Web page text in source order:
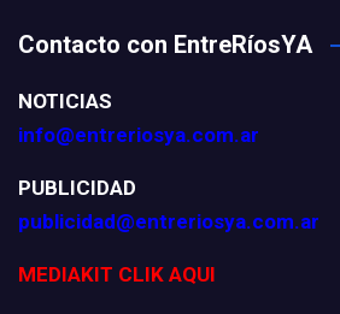
Contacto con EntreRíosYA
NOTICIAS
info@entreriosya.com.ar
PUBLICIDAD
publicidad@entreriosya.com.ar
MEDIAKIT CLIK AQUI